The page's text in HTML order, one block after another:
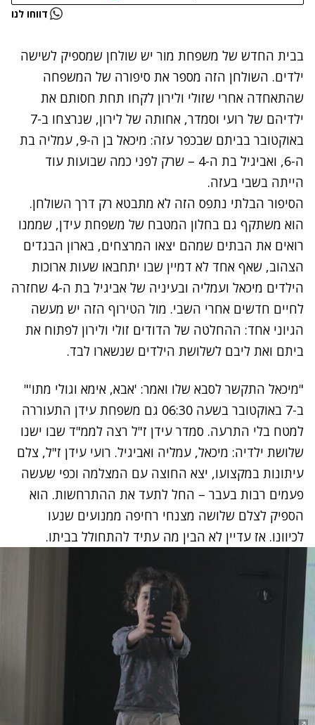
נתקלנו בבעיה דווחו לנו
בבית החדש של משפחת מור יש שולחן שמספיק לשישה
ילדים. השולחן הזה מספר את סיפורה של המשפחה
שהתאחדה אחרי שזולי ולירון לקחו תחת חסותם את
ילדיהם של רועי וסמדר, אחותה של לירון, שנרצחו ב-7
באוקטובר בביתם שבכפר עזה: מיכאל בן ה-9, עמליה בת
ה-6, ואביגיל בת ה-4 – שרק לפני כמה שבועות עוד
הייתה בשבי בעזה.
הסיפור הבלתי נתפס הזה לא מתבטא רק דרך השולחן.
הוא משתקף גם בחלון המטבח של משפחת עידן, שממנו
רואים את הבתים שמהם יצאו המרצחים, בארון הבגדים
הצהוב, שאף אחד לא דמיין שבו יתחבאו שעות ארוכות
הילדים מיכאל ועמליה ובעיניה של אביגיל בת ה-4 שחזרה
לחיים חדשים אחרי השבי. מול הטירוף הזה יש מעשה
הגיוני אחד: ההחלטה של הדודים זולי ולירון לפתוח את
ביתם ואת ליבם לשלושת הילדים שנשארו לבד.
"מיכאל התקשר לסבא שלו ואמר: 'אבא, אימא וגולי מתו'"
ב-7 באוקטובר בשעה 06:30 גם משפחת עידן התעוררה
למטח בלי התרעה. סמדר עידן ז"ל רצה לממ"ד שבו ישנו
שלושת ילדיה: מיכאל, עמליה ואביגיל. רועי עידן ז"ל, צלם
עיתונות במקצועו, יצא החוצה עם המצלמה וכפי שעשה
פעמים רבות בעבר – החל לתעד את ההתרחשות. הוא
הספיק לצלם שלושה מצנחי רחיפה ממנועים שנעו
לכיוונו. אז עדיין לא הבין מה עתיד להתחולל בביתו.